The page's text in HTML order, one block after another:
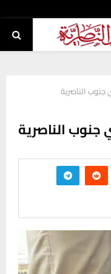
الناصرية
الناصرية